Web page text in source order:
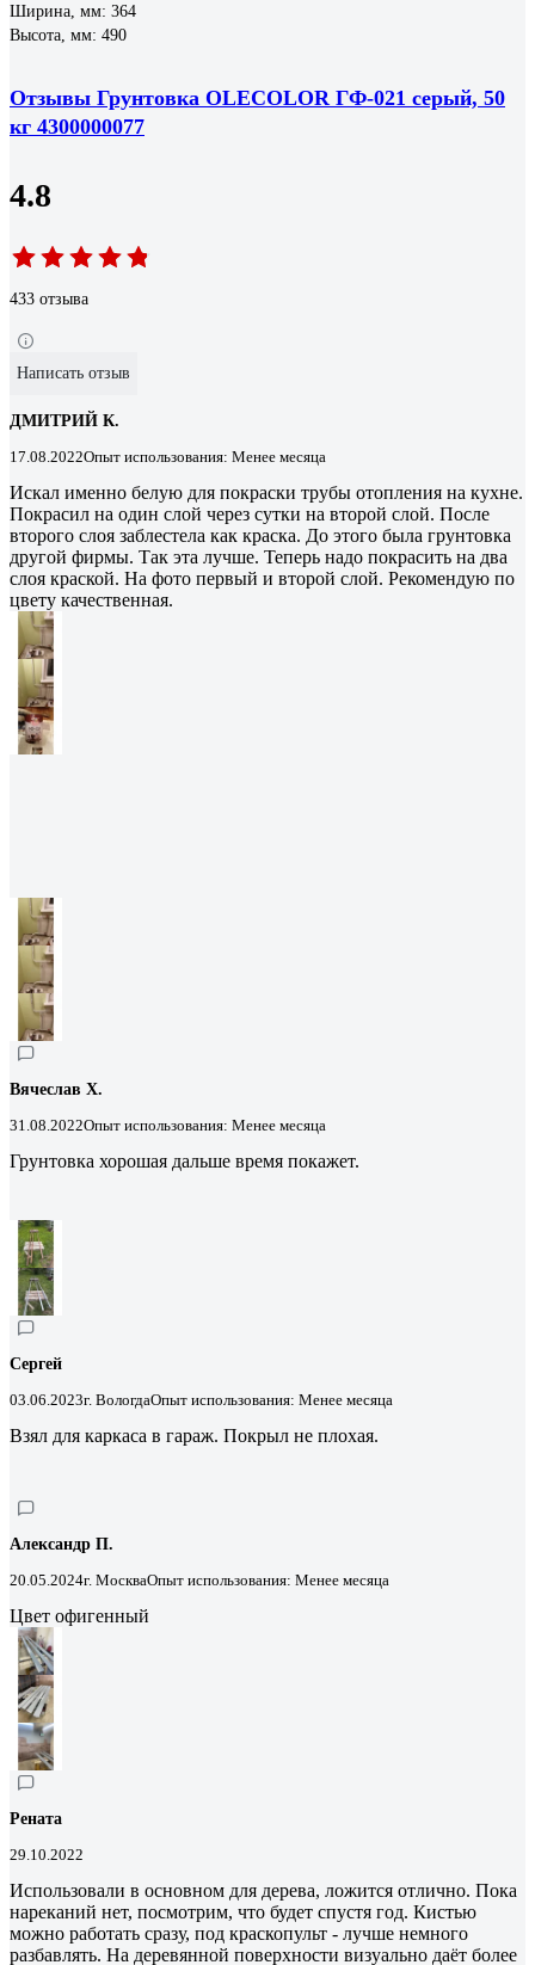
Ширина, мм: 364
Высота, мм: 490
Отзывы Грунтовка OLECOLOR ГФ-021 серый, 50
кг 4300000077
4.8
433 отзыва
Написать отзыв
ДМИТРИЙ К.
17.08.2022Опыт использования: Менее месяца
Искал именно белую для покраски трубы отопления на кухне.
Покрасил на один слой через сутки на второй слой. После
второго слоя заблестела как краска. До этого была грунтовка
другой фирмы. Так эта лучше. Теперь надо покрасить на два
слоя краской. На фото первый и второй слой. Рекомендую по
цвету качественная.
Вячеслав Х.
31.08.2022Опыт использования: Менее месяца
Грунтовка хорошая дальше время покажет.
Сергей
03.06.2023г. ВологдаОпыт использования: Менее месяца
Взял для каркаса в гараж. Покрыл не плохая.
Александр П.
20.05.2024г. МоскваОпыт использования: Менее месяца
Цвет офигенный
Рената
29.10.2022
Использовали в основном для дерева, ложится отлично. Пока
нареканий нет, посмотрим, что будет спустя год. Кистью
можно работать сразу, под краскопульт - лучше немного
разбавлять. На деревянной поверхности визуально даёт более